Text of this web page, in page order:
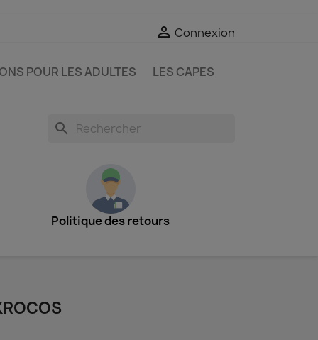
 Connexion
POUR LES ADULTES
LES CAPES
search
Politique des retours